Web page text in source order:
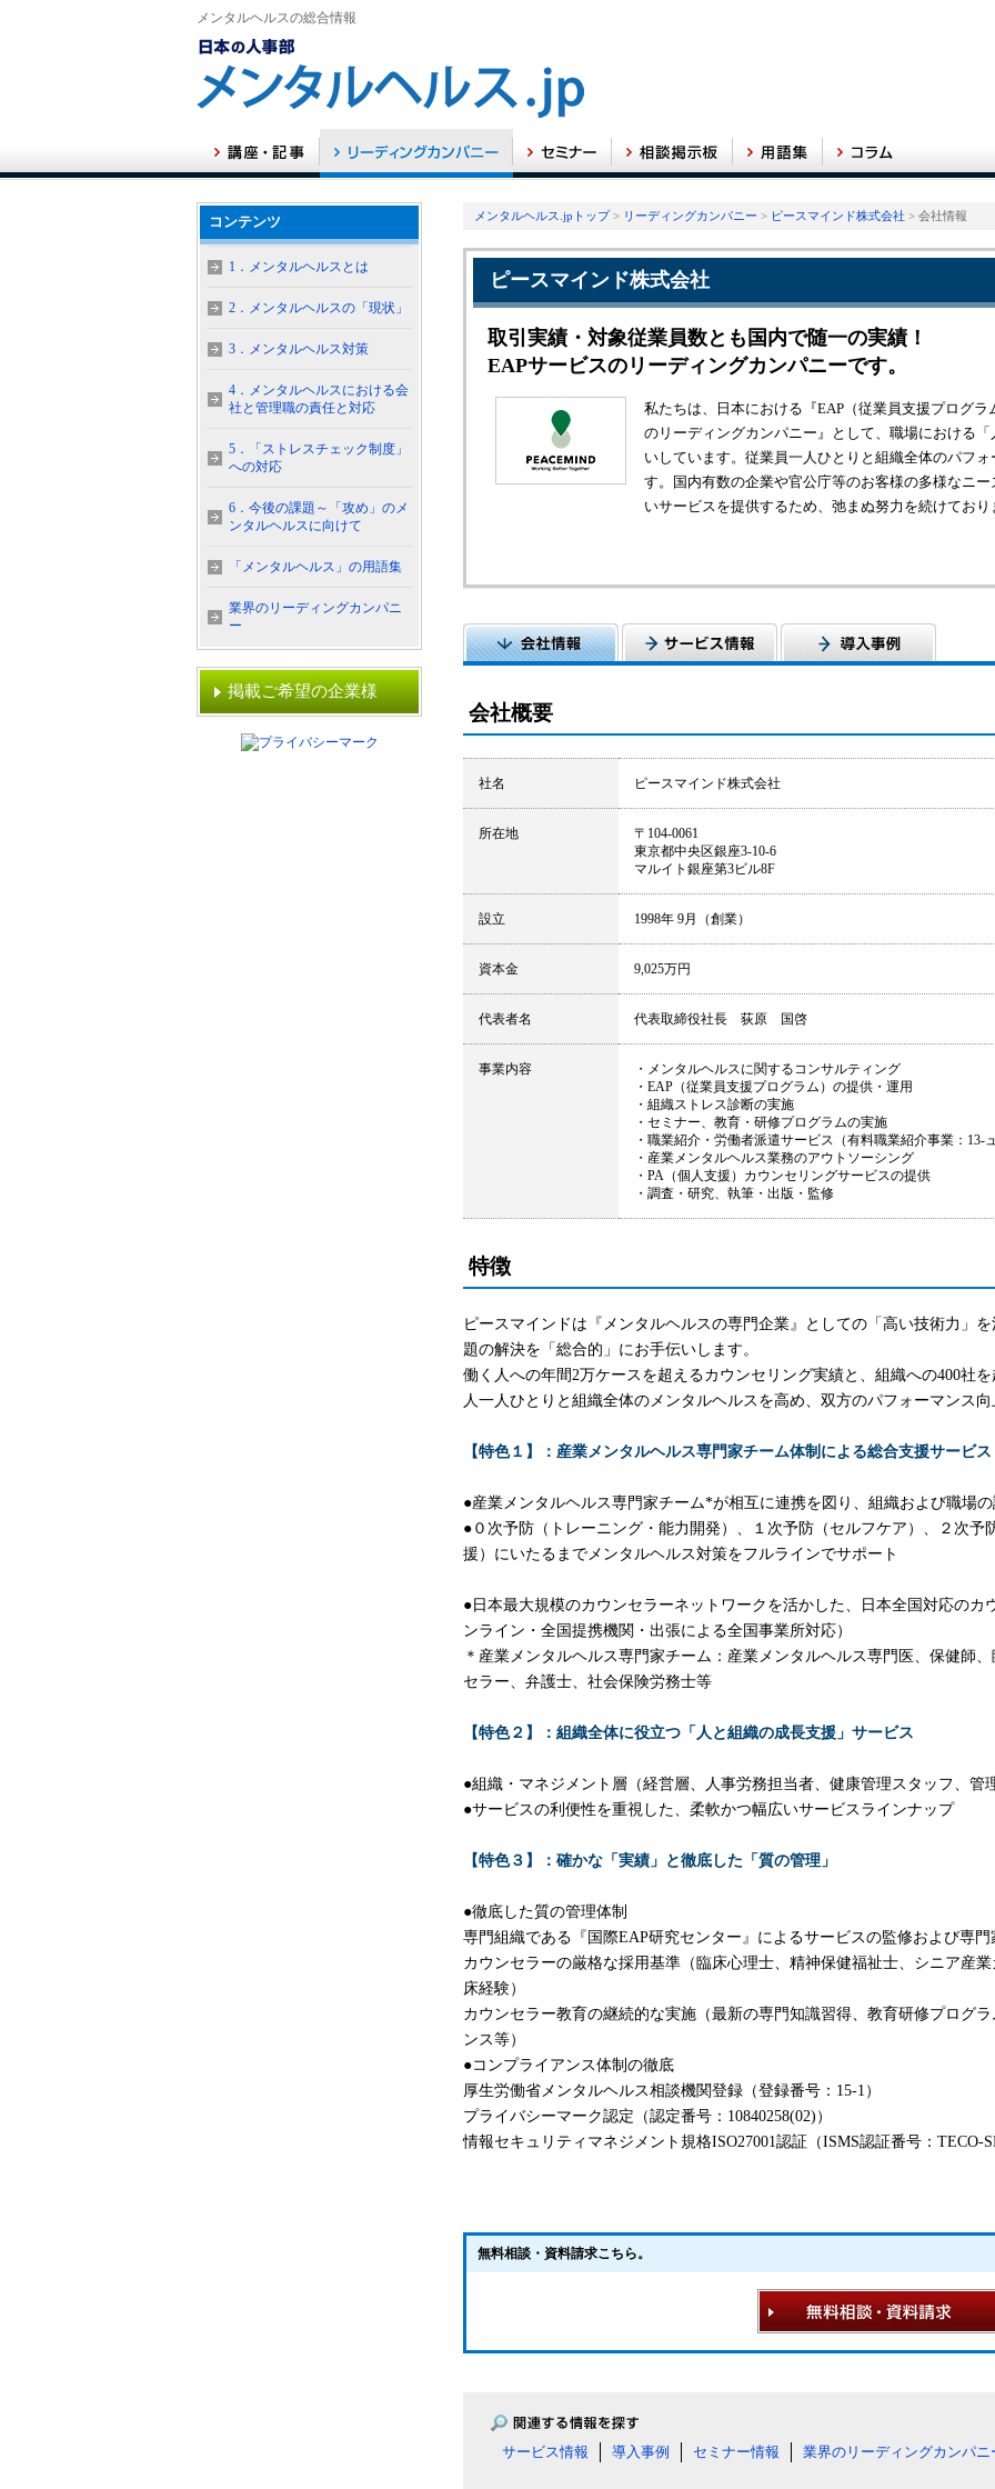
メンタルヘルスの総合情報
メンタルヘルス.jpトップ> リーディングカンパニー > ピースマインド株式会社 > 会社情報
ピースマインド株式会社
取引実績・対象従業員数とも国内で随一の実績！
EAPサービスのリーディングカンパニーです。
私たちは、日本における『EAP（従業員支援プログラ
のリーディングカンパニー』として、職場における
いしています。従業員一人ひとりと組織全体のパフ
す。国内有数の企業や官公庁等のお客様の多様なニ
いサービスを提供するため、弛まぬ努力を続けており
会社概要
社名 ピースマインド株式会社
所在地
〒104-0061
東京都中央区銀座3-10-6
マルイト銀座第3ビル8F
設立 1998年 9月（創業）
資本金 9,025万円
代表者名 代表取締役社長 荻原 国啓
事業内容
・メンタルヘルスに関するコンサルティング
・EAP（従業員支援プログラム）の提供・運用
・組織ストレス診断の実施
・セミナー、教育・研修プログラムの実施
・職業紹介・労働者派遣サービス（有料職業紹介事業：13-
・産業メンタルヘルス業務のアウトソーシング
・PA（個人支援）カウンセリングサービスの提供
・調査・研究、執筆・出版・監修
特徴
ピースマインドは『メンタルヘルスの専門企業』としての「高い技術力」
題の解決を「総合的」にお手伝いします。
働く人への年間2万ケースを超えるカウンセリング実績と、組織への400社
人一人ひとりと組織全体のメンタルヘルスを高め、双方のパフォーマンス
【特色１】：産業メンタルヘルス専門家チーム体制による総合支援サービス
●産業メンタルヘルス専門家チーム*が相互に連携を図り、組織および職場
●０次予防（トレーニング・能力開発）、１次予防（セルフケア）、２次予
援）にいたるまでメンタルヘルス対策をフルラインでサポート
●日本最大規模のカウンセラーネットワークを活かした、日本全国対応の
ンライン・全国提携機関・出張による全国事業所対応）
＊産業メンタルヘルス専門家チーム：産業メンタルヘルス専門医、保健師
セラー、弁護士、社会保険労務士等
【特色２】：組織全体に役立つ「人と組織の成長支援」サービス
●組織・マネジメント層（経営層、人事労務担当者、健康管理スタッフ、管
●サービスの利便性を重視した、柔軟かつ幅広いサービスラインナップ
【特色３】：確かな「実績」と徹底した「質の管理」
●徹底した質の管理体制
専門組織である『国際EAP研究センター』によるサービスの監修および専門
カウンセラーの厳格な採用基準（臨床心理士、精神保健福祉士、シニア産
床経験）
カウンセラー教育の継続的な実施（最新の専門知識習得、教育研修プログ
ンス等）
●コンプライアンス体制の徹底
厚生労働省メンタルヘルス相談機関登録（登録番号：15-1）
プライバシーマーク認定（認定番号：10840258(02)）
情報セキュリティマネジメント規格ISO27001認証（ISMS認証番号：TECO-
無料相談・資料請求こちら。
サービス情報 導入事例 セミナー情報 業界のリーディングカンパニ
コンテンツ
1．メンタルヘルスとは
2．メンタルヘルスの「現状」
3．メンタルヘルス対策
4．メンタルヘルスにおける会
社と管理職の責任と対応
5．「ストレスチェック制度」
への対応
6．今後の課題～「攻め」のメ
ンタルヘルスに向けて
「メンタルヘルス」の用語集
業界のリーディングカンパニ
ー
掲載ご希望の企業様